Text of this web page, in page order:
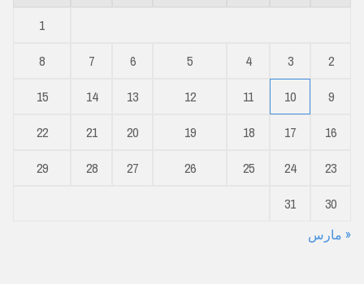
1
2
3
4
5
6
7
8
9
10
11
12
13
14
15
16
17
18
19
20
21
22
23
24
25
26
27
28
29
30
31
« مارس